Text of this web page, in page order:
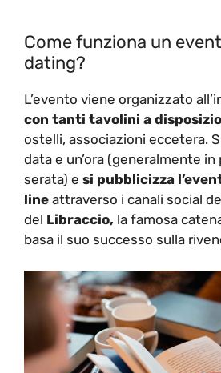
Come funziona un
dating?
L’evento viene organizzato
con tanti tavolini a
ostelli, associazioni eccetera.
data e un’ora (generalmente
serata) e si pubblicizza
line attraverso i canali social
del Libraccio, la famosa
basa il suo successo sulla